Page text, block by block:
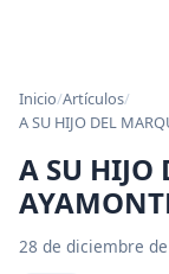
Inicio/Artículos/
A SU HIJO DEL
A SU HIJO
28 de diciembre